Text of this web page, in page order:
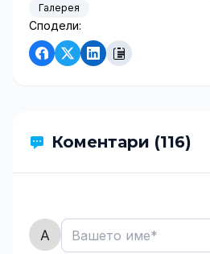
Галерея
Сподели:
Коментари (116)